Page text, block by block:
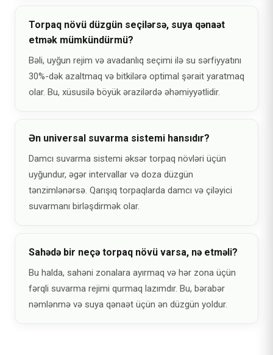
Torpaq növü düzgün seçilərsə, suya qənaət
etmək mümkündürmü?
Bəli, uyğun rejim və avadanlıq seçimi ilə su sərfiyyatını
30%-dək azaltmaq və bitkilərə optimal şərait yaratmaq
olar. Bu, xüsusilə böyük ərazilərdə əhəmiyyətlidir.
Ən universal suvarma sistemi hansıdır?
Damcı suvarma sistemi əksər torpaq növləri üçün
uyğundur, əgər intervallar və doza düzgün
tənzimlənərsə. Qarışıq torpaqlarda damcı və çiləyici
suvarmanı birləşdirmək olar.
Sahədə bir neçə torpaq növü varsa, nə etməli?
Bu halda, sahəni zonalara ayırmaq və hər zona üçün
fərqli suvarma rejimi qurmaq lazımdır. Bu, bərabər
nəmlənmə və suya qənaət üçün ən düzgün yoldur.